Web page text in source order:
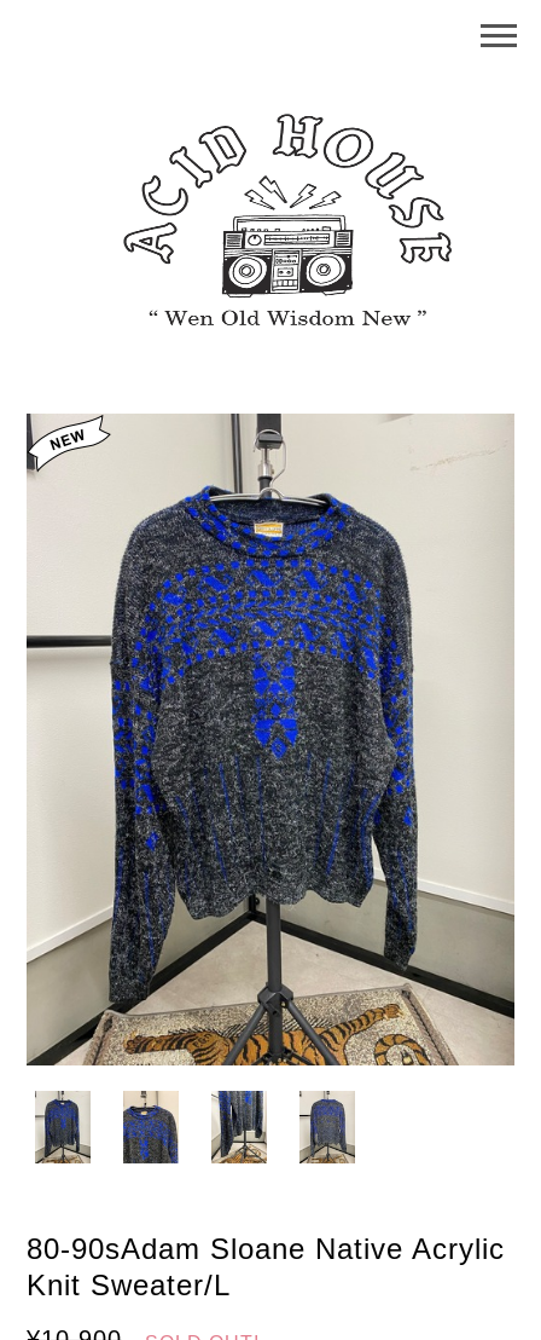
80-90sAdam Sloane Native Acrylic
Knit Sweater/L